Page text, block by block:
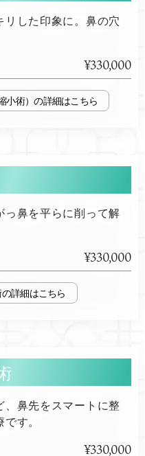
した印象に。鼻の穴
¥330,000
小術）
っ鼻を平らに削って解
¥330,000
鼻先をスマートに整
す。
¥330,000